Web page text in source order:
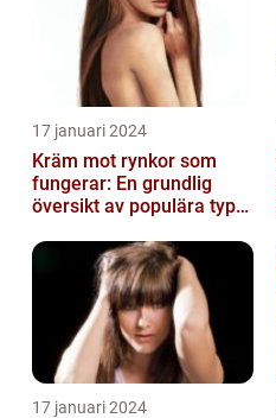
17 januari 2024
Kräm mot rynkor som
fungerar: En grundlig
översikt av populära typer
17 januari 2024